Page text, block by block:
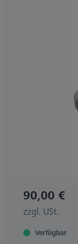
90,00 €
zzgl. USt.
Verfügbar